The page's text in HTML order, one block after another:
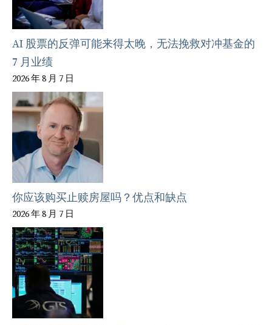
AI 股票的反弹可能来得太晚，无法挽救对冲基金的
7 月业绩
2026 年 8 月 7 日
你应该购买止赎房屋吗？优点和缺点
2026 年 8 月 7 日